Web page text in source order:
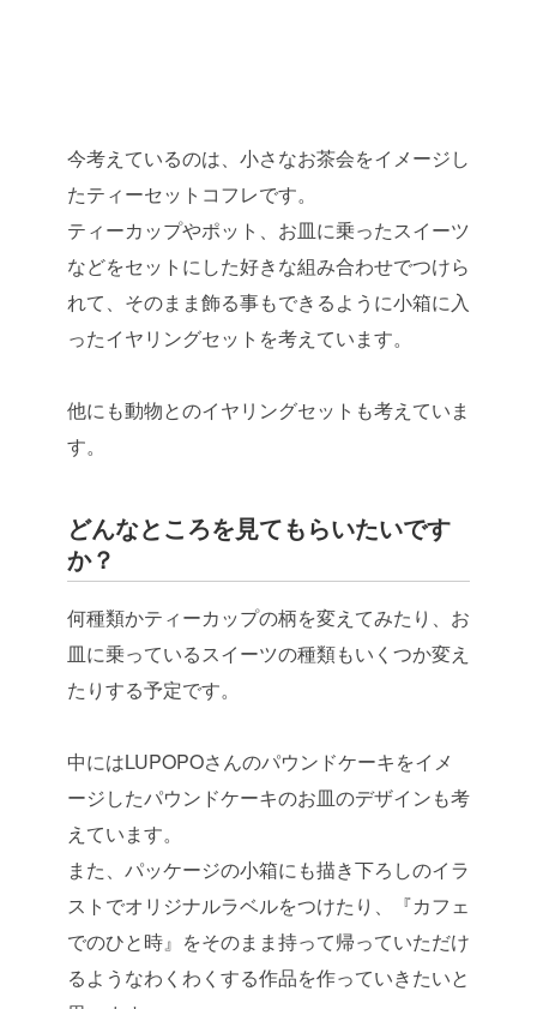
今考えているのは、小さなお茶会をイメージし
たティーセットコフレです。
ティーカップやポット、お皿に乗ったスイーツ
などをセットにした好きな組み合わせでつけら
れて、そのまま飾る事もできるように小箱に入
ったイヤリングセットを考えています。
他にも動物とのイヤリングセットも考えていま
す。
どんなところを見てもらいたいです
か？
何種類かティーカップの柄を変えてみたり、お
皿に乗っているスイーツの種類もいくつか変え
たりする予定です。
中にはLUPOPOさんのパウンドケーキをイメ
ージしたパウンドケーキのお皿のデザインも考
えています。
また、パッケージの小箱にも描き下ろしのイラ
ストでオリジナルラベルをつけたり、『カフェ
でのひと時』をそのまま持って帰っていただけ
るようなわくわくする作品を作っていきたいと